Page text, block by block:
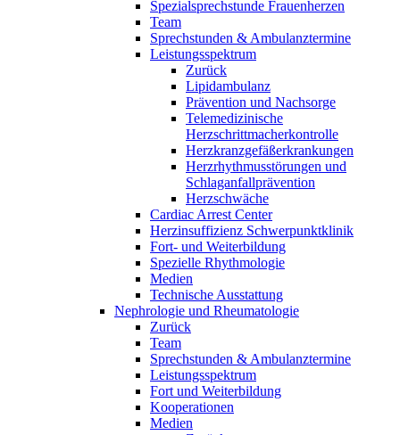
Spezialsprechstunde Frauenherzen
Team
Sprechstunden & Ambulanztermine
Leistungsspektrum
Zurück
Lipidambulanz
Prävention und Nachsorge
Telemedizinische
Herzschrittmacherkontrolle
Herzkranzgefäßerkrankungen
Herzrhythmusstörungen und
Schlaganfallprävention
Herzschwäche
Cardiac Arrest Center
Herzinsuffizienz Schwerpunktklinik
Fort- und Weiterbildung
Spezielle Rhythmologie
Medien
Technische Ausstattung
Nephrologie und Rheumatologie
Zurück
Team
Sprechstunden & Ambulanztermine
Leistungsspektrum
Fort und Weiterbildung
Kooperationen
Medien